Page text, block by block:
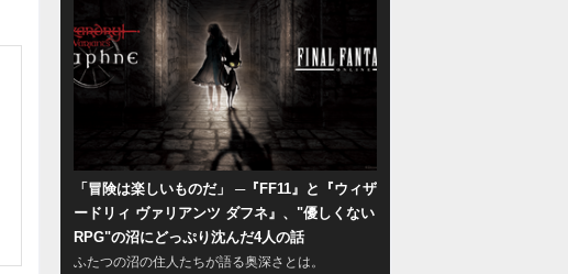
「冒険は楽しいものだ」 ─『FF11』と『ウィザ
ードリィ ヴァリアンツ ダフネ』、"優しくない
RPG"の沼にどっぷり沈んだ4人の話
ふたつの沼の住人たちが語る奥深さとは。